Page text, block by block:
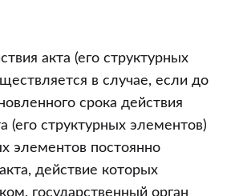
акта (его структурных
в случае, если до
срока действия
(его структурных элементов)
элементов постоянно
действие которых
государственный орган